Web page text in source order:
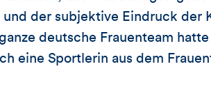
der subjektive Eindruck der
deutsche Frauenteam
eine Sportlerin aus dem